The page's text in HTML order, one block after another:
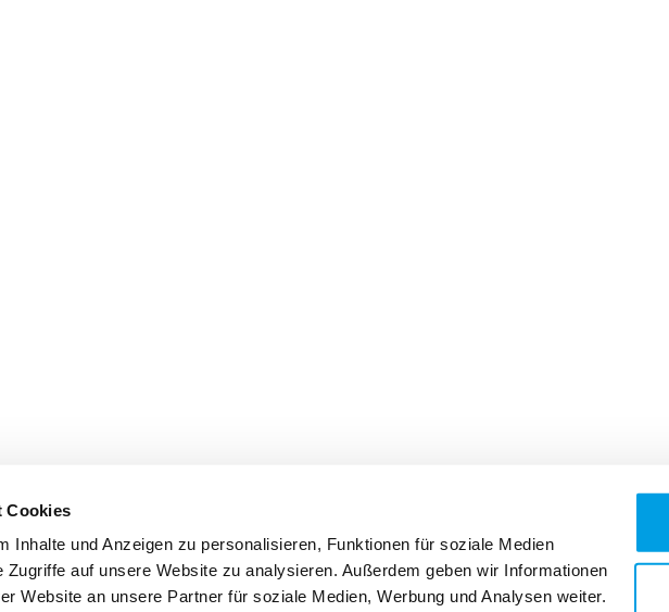
Cookies
Inhalte und Anzeigen zu personalisieren, Funktionen für soziale Medien
Zugriffe auf unsere Website zu analysieren. Außerdem geben wir Informationen
Website an unsere Partner für soziale Medien, Werbung und Analysen weiter.